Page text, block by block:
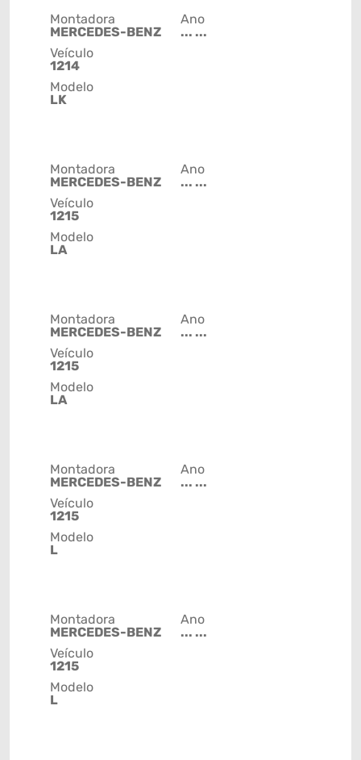
Montadora
MERCEDES-BENZ
Veículo
1214
Modelo
LK
Ano
... ...
Montadora
MERCEDES-BENZ
Veículo
1215
Modelo
LA
Ano
... ...
Montadora
MERCEDES-BENZ
Veículo
1215
Modelo
LA
Ano
... ...
Montadora
MERCEDES-BENZ
Veículo
1215
Modelo
L
Ano
... ...
Montadora
MERCEDES-BENZ
Veículo
1215
Modelo
L
Ano
... ...